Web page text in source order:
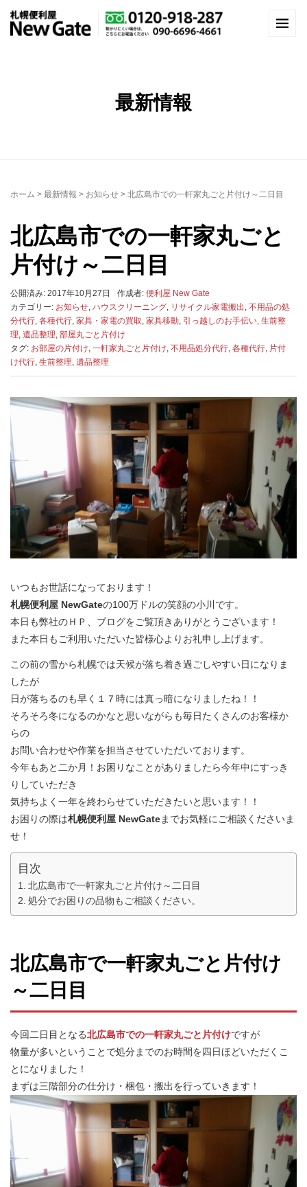
最新情報
ホーム > 最新情報 > お知らせ > 北広島市での一軒家丸ごと片付け～二日目
北広島市での一軒家丸ごと
片付け～二日目
公開済み: 2017年10月27日 作成者: 便利屋 New Gate
カテゴリー: お知らせ, ハウスクリーニング, リサイクル家電搬出 , 不用品の処
分代行, 各種代行, 家具・家電の買取, 家具移動, 引っ越しのお手伝い, 生前整
理, 遺品整理, 部屋丸ごと片付け
タグ: お部屋の片付け, 一軒家丸ごと片付け, 不用品処分代行, 各種代行, 片付
け代行, 生前整理, 遺品整理
いつもお世話になっております！
札幌便利屋 NewGateの100万ドルの笑顔の小川です。
本日も弊社のＨＰ、ブログをご覧頂きありがとうございます！
また本日もご利用いただいた皆様心よりお礼申し上げます。
この前の雪から札幌では天候が落ち着き過ごしやすい日になりま
したが
日が落ちるのも早く１７時には真っ暗になりましたね！！
そろそろ冬になるのかなと思いながらも毎日たくさんのお客様か
らの
お問い合わせや作業を担当させていただいております。
今年もあと二か月！お困りなことがありましたら今年中にすっき
りしていただき
気持ちよく一年を終わらせていただきたいと思います！！
お困りの際は札幌便利屋 NewGateまでお気軽にご相談くださいま
せ！
目次
北広島市で一軒家丸ごと片付け～二日目
処分でお困りの品物もご相談ください。
北広島市で一軒家丸ごと片付け
～二日目
今回二日目となる北広島市での一軒家丸ごと片付けですが
物量が多いということで処分までのお時間を四日ほどいただくこ
とになりました！
まずは三階部分の仕分け・梱包・搬出を行っていきます！